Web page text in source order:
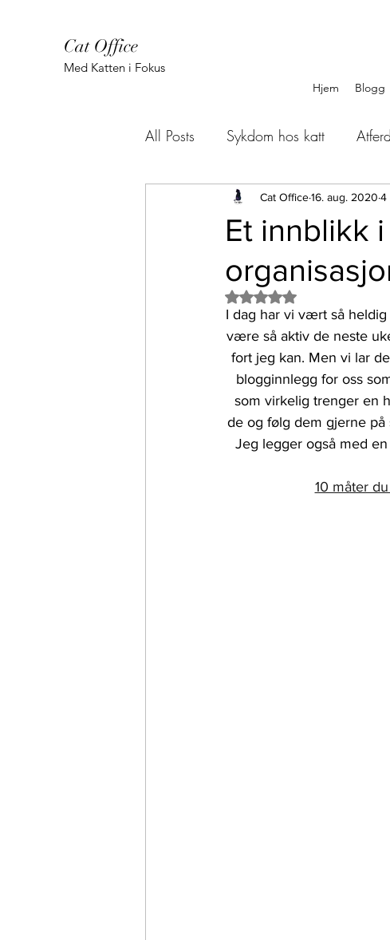
Cat Office
Med Katten i Fokus
Hjem Blogg
All Posts Sykdom hos katt
Cat Office godkjent
Produkt anmeldelse planter
Miljøberikelser
kattekroppen
Et innblikk
Cat Office16. aug. 2020 4
Gitt NaN av 5 stjerner.
I dag har vi vært så
være så aktiv de neste
fort jeg kan. Men vi lar
blogginnlegg for oss
som virkelig trenger en
de og følg dem gjerne på
Jeg legger også med
10 måter